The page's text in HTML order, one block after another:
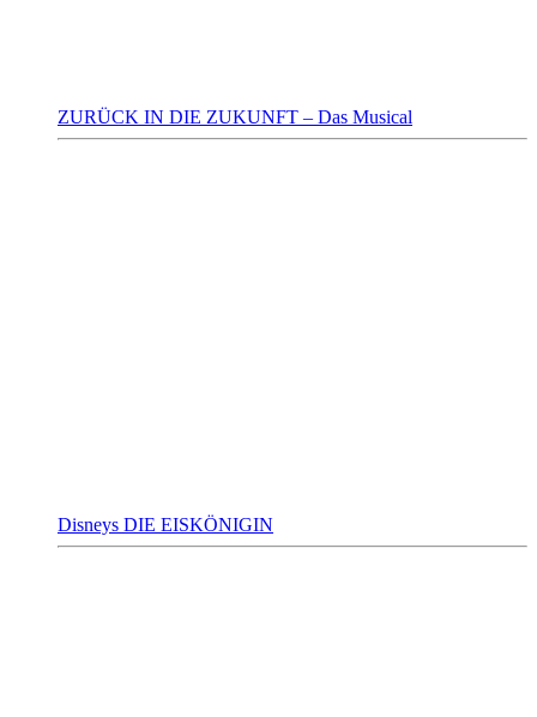
ZURÜCK IN DIE ZUKUNFT – Das Musical
Disneys DIE EISKÖNIGIN